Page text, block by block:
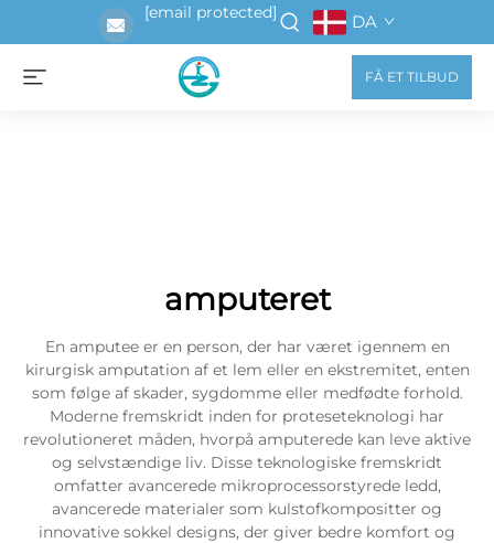
[email protected] DA
FÅ ET TILBUD
amputeret
En amputee er en person, der har været igennem en
kirurgisk amputation af et lem eller en ekstremitet, enten
som følge af skader, sygdomme eller medfødte forhold.
Moderne fremskridt inden for proteseteknologi har
revolutioneret måden, hvorpå amputerede kan leve aktive
og selvstændige liv. Disse teknologiske fremskridt
omfatter avancerede mikroprocessorstyrede ledd,
avancerede materialer som kulstofkompositter og
innovative sokkel designs, der giver bedre komfort og